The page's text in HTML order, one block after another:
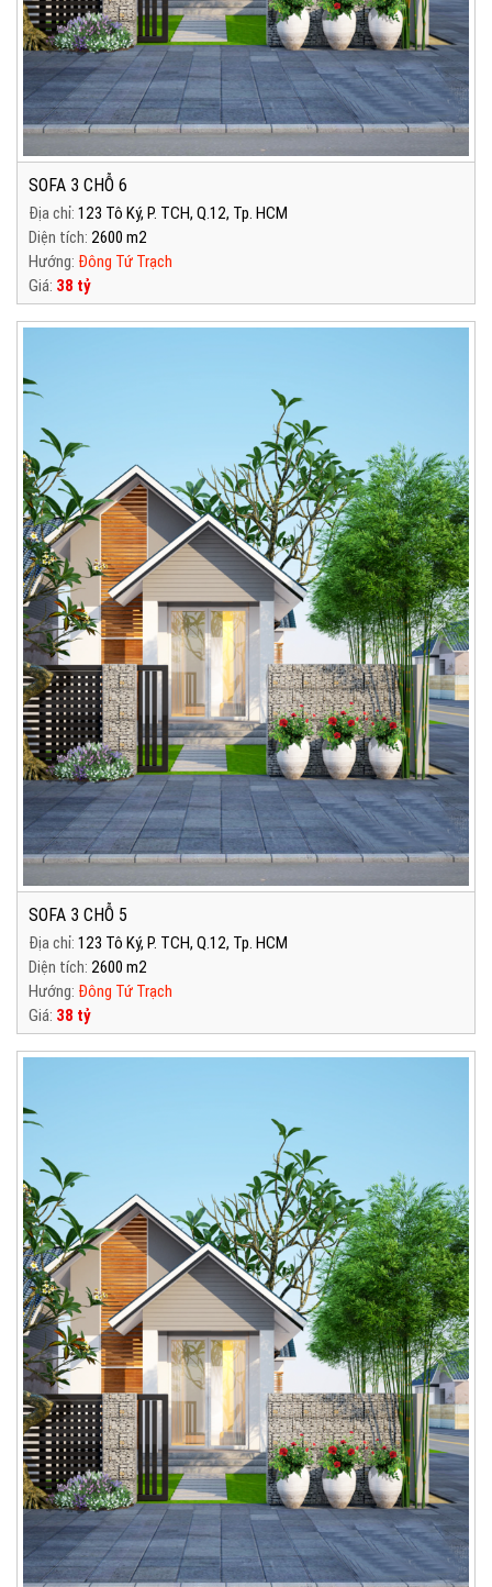
SOFA 3 CHỖ 6
Địa chỉ: 123 Tô Ký, P. TCH, Q.12, Tp. HCM
Diện tích: 2600 m2
Hướng: Đông Tứ Trạch
Giá: 38 tỷ
SOFA 3 CHỖ 5
Địa chỉ: 123 Tô Ký, P. TCH, Q.12, Tp. HCM
Diện tích: 2600 m2
Hướng: Đông Tứ Trạch
Giá: 38 tỷ